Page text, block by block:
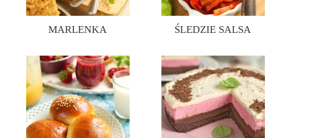
MARLENKA ŚLEDZIE SALSA